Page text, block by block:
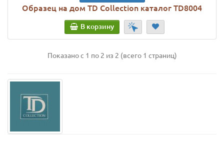
Образец на дом TD Collection каталог TD8004
В корзину
Показано с 1 по 2 из 2 (всего 1 страниц)